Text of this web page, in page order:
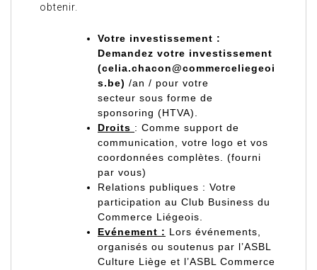
obtenir.
Votre investissement :
Demandez votre investissement
(celia.chacon@commerceliegeoi
s.be) /an / pour votre
secteur sous forme de
sponsoring (HTVA).
Droits : Comme support de
communication, votre logo et vos
coordonnées complètes. (fourni
par vous)
Relations publiques : Votre
participation au Club Business du
Commerce Liégeois.
Evénement : Lors événements,
organisés ou soutenus par l’ASBL
Culture Liège et l’ASBL Commerce